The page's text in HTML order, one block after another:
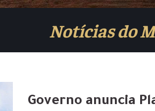
Notícias do
Governo anuncia